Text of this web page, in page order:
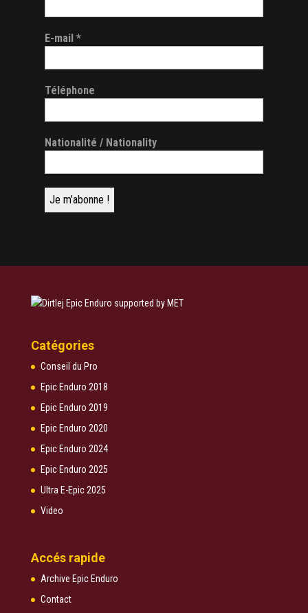
E-mail *
Téléphone
Nationalité / Nationality
Catégories
Conseil du Pro
Epic Enduro 2018
Epic Enduro 2019
Epic Enduro 2020
Epic Enduro 2024
Epic Enduro 2025
Ultra E-Epic 2025
Video
Accés rapide
Archive Epic Enduro
Contact